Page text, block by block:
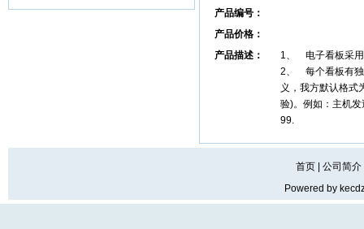
产品编号：
产品价格：
产品描述：
1、 电子看板采用
2、 每个看板有独
义，我方默认格式
验)。例如：主机
99.
首页 公司简介
Powered by